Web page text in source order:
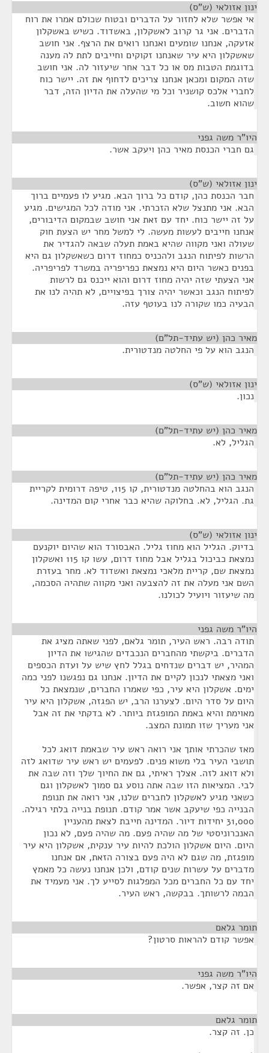
ינון אזולאי (ש"ס)
אי אפשר שלא לחזור על הדברים ובטוח שכולם אמרו את רוח
הדברים. אני גר קרוב לאשקלון, באשדוד. כשיש באשקלון
אזעקה, אנחנו שומעים ואנחנו רואים את הרצף. אני חושב
שאשקלון היא עיר שאנחנו זקוקים וחייבים לתת לה מענה
בדוגמת הטבות מס או כל דבר אחר שיעזור לה. אני חושב
שזה המקום ומכאן אנחנו צריכים לדחוף את זה. יישר כוח
לחברי אלכס קושניר וכל מי שהעלה את הדיון הזה, דבר
שהוא חשוב.
היו"ר משה גפני
גם חברי הכנסת מאיר כהן ויעקב אשר.
ינון אזולאי (ש"ס)
חבר הכנסת כהן, קודם כל ברוך הבא. מגיע לו פעמיים ברוך
הבא. אני מתנצל שלא הזכרתי. אני מודה לכל המגישים. מגיע
על זה יישר כוח. יחד עם זאת אני חושב שבמקום הדיבורים,
אנחנו חייבים לעשות מעשה. לי למשל מחר יש הצעת חוק
שעולה ואני מקווה שהיא באמת תעלה שבאה להגדיר את
הרשות לפיתוח הנגב ולהכניס כמחוז דרום כשאשקלון גם היא
בפנים כאשר היום היא נמצאת כפריפריה במשרד לפריפריה.
אני הצעתי שזה יהיה מחוז דרום והוא ייכנס גם לרשות
לפיתוח הנגב וכאשר יהיה צורך בפיצויים, לא תהיה לנו את
הבעיה כמו שקורה לנו בעוטף עזה.
מאיר כהן (יש עתיד-תל"ם)
הנגב הוא על פי החלטה מנדטורית.
ינון אזולאי (ש"ס)
נכון.
מאיר כהן (יש עתיד-תל"ם)
הגליל, לא.
מאיר כהן (יש עתיד-תל"ם)
הנגב הוא בהחלטה מנדטורית, קו 115, טיפה דרומית לקריית
גת. הגליל, לא. בחלוקה שהיא כבר אחרי קום המדינה.
ינון אזולאי (ש"ס)
בדיוק. הגליל הוא מחוז גליל. האבסורד הוא שהיום יוקנעם
נמצאת כביכול בגליל אבל מחוז דרום, עשו קו 115 ואשקלון
נמצאת שם, קריית מלאכי נמצאת ואשדוד לא. מחר בעזרת
השם אני מעלה את זה להצבעה ואני מקווה שתהיה הסכמה,
מה שיעזור ויועיל לכולנו.
היו"ר משה גפני
תודה רבה. ראש העיר, תומר גלאם, לפני שאתה מציג את
הדברים. ביקשתי מהחברים הנכבדים שהגישו את הדיון
המהיר, יש דברים שנדחים בגלל לחץ שיש על ועדת הכספים
ואני מצאתי לנכון לקיים את הדיון. אנחנו גם נפגשנו לפני כמה
ימים. אשקלון היא עיר, כפי שאמרו החברים, שנמצאת כל
היום על סדר היום. לצערנו הרב, יש הפגזה, אשקלון היא עיר
מאוימת והיא באמת המופגזת ביותר. לא בדקתי את זה אבל
אני מעריך שזו תמונת המצב.
מאז שהכרתי אותך אני רואה ראש עיר שבאמת דואג לכל
תושבי העיר בלי משוא פנים. לפעמים יש ראש עיר שדואג לזה
ולא דואג לזה. אצלך ראיתי, גם את החיוך שלך וזה שבה את
לבי. המציאות הזו שבה אתה נוסע גם סמוך לאשקלון וגם
כשאני מגיע לאשקלון לחברים שלנו, אני רואה את תנופת
הבנייה כפי שיעקב אשר אמר קודם. תנופת בנייה בלתי רגילה.
31,000 יחידות דיור. המדינה חייבת לצאת מהעניין
האנכרוניסטי של מה שהיה פעם. מה שהיה פעם, לא נכון
היום. היום אשקלון הולכת להיות עיר ענקית, אשקלון היא עיר
מופגזת, מה שגם לא היה פעם בצורה הזאת, אם אנחנו
מדברים על עשרות שנים קודם, ולכן אנחנו נעשה כל מאמץ
יחד עם כל החברים מכל המפלגות לסייע לך. אני מעמיד את
הבמה לרשותך. בבקשה, ראש העיר.
תומר גלאם
אפשר קודם להראות סרטון?
היו"ר משה גפני
אם זה קצר, אפשר.
תומר גלאם
כן. זה קצר.